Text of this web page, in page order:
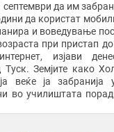
да им
да користат
и воведување
при пристап
изјави
Земјите како
веќе ја забранија
во училиштата